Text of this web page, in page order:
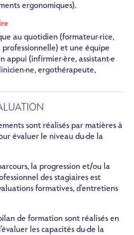
ergonomiques).
au quotidien (formateur·rice,
professionnelle) et une équipe
appui (infirmier·ère, assistant·e
ergothérapeute,
sont réalisés par matières à
évaluer le niveau du·de la
la progression et/ou la
des stagiaires est
formatives, d'entretiens
de formation sont réalisés en
les capacités du·de la